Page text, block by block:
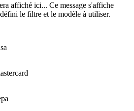
affiché ici... Ce message s'affiche
le filtre et le modèle à utiliser.